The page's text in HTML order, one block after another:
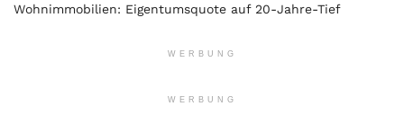
Wohnimmobilien: Eigentumsquote auf 20-Jahre-Tief
WERBUNG
WERBUNG